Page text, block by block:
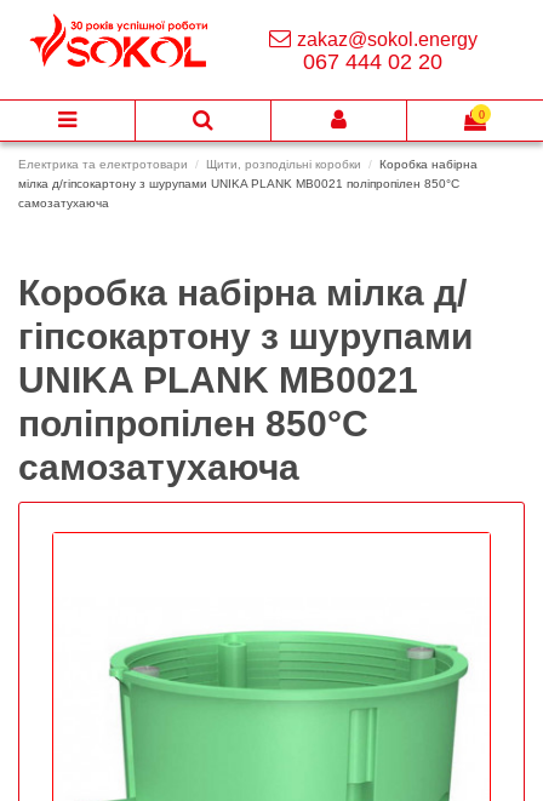
Електрика та електротовари Щити, розподільні коробки
Коробка набірна
мілка д/гіпсокартону з шурупами UNIKA PLANK MB0021 поліпропілен 850°С
самозатухаюча
Коробка набірна мілка д/
гіпсокартону з шурупами
UNIKA PLANK MB0021
поліпропілен 850°С
самозатухаюча
zakaz@sokol.energy
067 444 02 20
0